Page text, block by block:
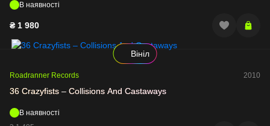
В наявності
₴ 1 980
Вініл
Roadranner Records 2010
36 Crazyfists – Collisions And Castaways
В наявності